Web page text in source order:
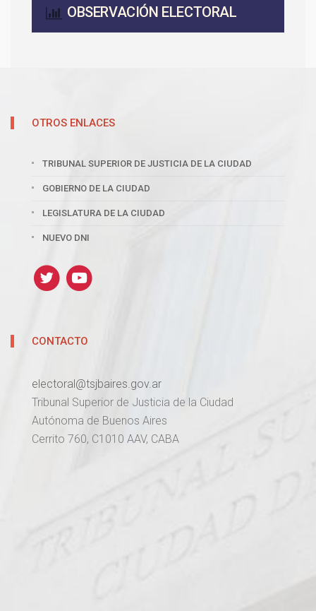
OBSERVACIÓN ELECTORAL
OTROS ENLACES
TRIBUNAL SUPERIOR DE JUSTICIA DE LA CIUDAD
GOBIERNO DE LA CIUDAD
LEGISLATURA DE LA CIUDAD
NUEVO DNI
CONTACTO
electoral@tsjbaires.gov.ar
Tribunal Superior de Justicia de la Ciudad
Autónoma de Buenos Aires
Cerrito 760, C1010 AAV, CABA